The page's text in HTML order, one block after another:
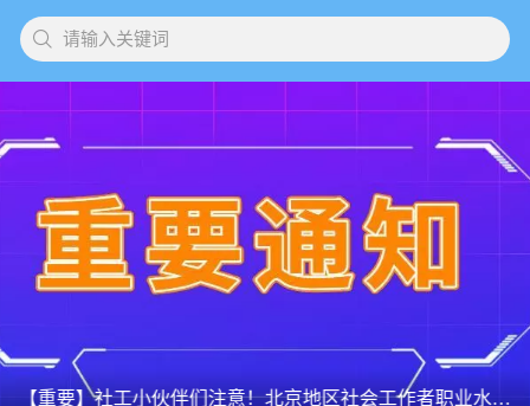
请输入关键词
【重要】社工小伙伴们注意！北京地区社会工作者职业水平考试网上确认的通知出来啦！